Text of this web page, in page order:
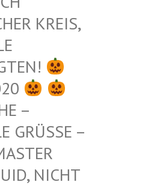
KREIS, B
–
GRÜSSE – G
A
NICHT D